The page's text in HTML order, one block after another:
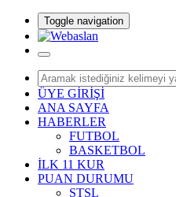
Toggle navigation
ÜYE GİRİŞİ
ANA SAYFA
HABERLER
FUTBOL
BASKETBOL
İLK 11 KUR
PUAN DURUMU
STSL